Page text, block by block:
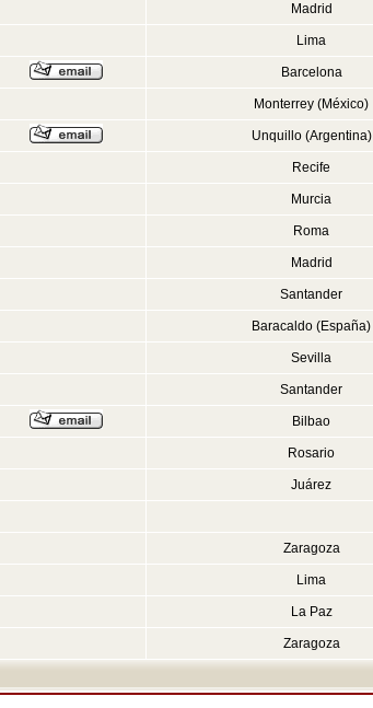
Madrid
Lima
Barcelona
Monterrey (México)
Unquillo (Argentina)
Recife
Murcia
Roma
Madrid
Santander
Baracaldo (España)
Sevilla
Santander
Bilbao
Rosario
Juárez
Zaragoza
Lima
La Paz
Zaragoza